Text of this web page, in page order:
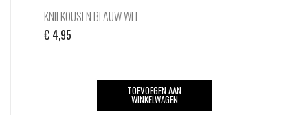
KNIEKOUSEN BLAUW WIT
€ 4,95
TOEVOEGEN AAN
WINKELWAGEN